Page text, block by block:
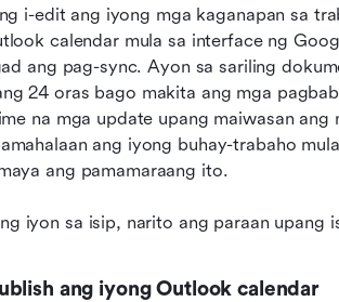
i-edit ang iyong mga kaganapan sa
calendar mula sa interface ng
ang pag-sync. Ayon sa sariling
24 oras bago makita ang mga
na mga update upang maiwasan
ang iyong buhay-trabaho
ang pamamaraang ito.
iyon sa isip, narito ang paraan upang
ang iyong Outlook calendar